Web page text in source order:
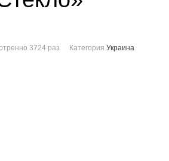
3724 раз Категория Украина